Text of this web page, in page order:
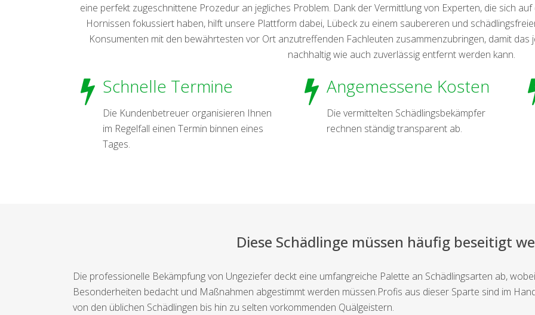
eine perfekt zugeschnittene Prozedur an jegliches Problem. Dank der Vermittlung von Experten, die sich
Hornissen fokussiert haben, hilft unsere Plattform dabei, Lübeck zu einem saubereren und
Konsumenten mit den bewährtesten vor Ort anzutreffenden Fachleuten zusammenzubringen, damit das
nachhaltig wie auch zuverlässig entfernt werden kann.
Schnelle Termine
Die Kundenbetreuer organisieren Ihnen
im Regelfall einen Termin binnen eines
Tages.
Angemessene Kosten
Die vermittelten Schädlingsbekämpfer
rechnen ständig transparent ab.
Diese Schädlinge müssen häufig beseitigt
Die professionelle Bekämpfung von Ungeziefer deckt eine umfangreiche Palette an Schädlingsarten ab,
Besonderheiten bedacht und Maßnahmen abgestimmt werden müssen.Profis aus dieser Sparte sind im
von den üblichen Schädlingen bis hin zu selten vorkommenden Quälgeistern.